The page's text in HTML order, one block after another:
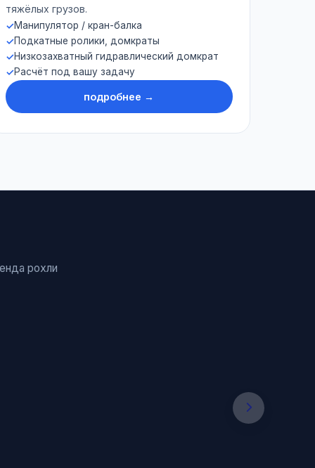
тяжёлых грузов.
Манипулятор / кран-балка
Подкатные ролики, домкраты
Низкозахватный гидравлический домкрат
Расчёт под вашу задачу
подробнее →
рохли